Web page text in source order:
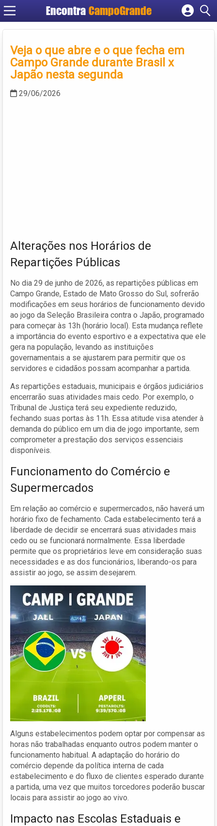
Encontra CampoGrande
Cadastrar empresa
Criar conta
Veja o que abre e o que fecha em
Campo Grande durante Brasil x
Japão nesta segunda
29/06/2026
Alterações nos Horários de
Repartições Públicas
No dia 29 de junho de 2026, as repartições públicas em
Campo Grande, Estado de Mato Grosso do Sul, sofrerão
modificações em seus horários de funcionamento devido
ao jogo da Seleção Brasileira contra o Japão, programado
para começar às 13h (horário local). Esta mudança reflete
a importância do evento esportivo e a expectativa que ele
gera na população, levando as instituições
governamentais a se ajustarem para permitir que os
servidores e cidadãos possam acompanhar a partida.
As repartições estaduais, municipais e órgãos judiciários
encerrarão suas atividades mais cedo. Por exemplo, o
Tribunal de Justiça terá seu expediente reduzido,
fechando suas portas às 11h. Essa atitude visa atender à
demanda do público em um dia de jogo importante, sem
comprometer a prestação dos serviços essenciais
disponíveis.
Funcionamento do Comércio e
Supermercados
Em relação ao comércio e supermercados, não haverá um
horário fixo de fechamento. Cada estabelecimento terá a
liberdade de decidir se encerrará suas atividades mais
cedo ou se funcionará normalmente. Essa liberdade
permite que os proprietários leve em consideração suas
necessidades e as dos funcionários, liberando-os para
assistir ao jogo, se assim desejarem.
Alguns estabelecimentos podem optar por compensar as
horas não trabalhadas enquanto outros podem manter o
funcionamento habitual. A adaptação do horário do
comércio depende da política interna de cada
estabelecimento e do fluxo de clientes esperado durante
a partida, uma vez que muitos torcedores poderão buscar
locais para assistir ao jogo ao vivo.
Impacto nas Escolas Estaduais e